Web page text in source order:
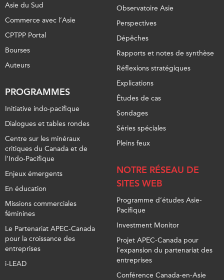
Asie du Sud
Commerce avec l’Asie
CPTPP Portal
Bourses
Auteurs
PROGRAMMES
Initiative indo-pacifique
Dialogues et tables rondes
Centre sur les minéraux
critiques du Canada et de
l’Indo-Pacifique
Enjeux émergents
En éducation
Missions commerciales
féminines
Le Partenariat APEC-Canada
pour la croissance des
entreprises
i-LEAD
Observatoire Asie
Perspectives
Dépêches
Rapports et notes de synthèse
Réflexions stratégiques
Explications
Études de cas
Sondages
Séries spéciales
Pleins feux
NOTRE RÉSEAU DE
SITES WEB
Programme d’études Asie-
Pacifique
Investment Monitor
Projet APEC-Canada pour
l’expansion du partenariat des
entreprises
Conférence Canada-en-Asie